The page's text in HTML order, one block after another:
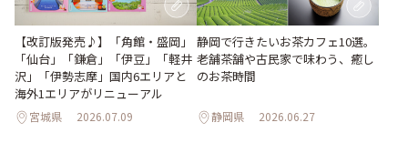
【改訂版発売♪】「角館・盛岡」
「仙台」「鎌倉」「伊豆」「軽井
沢」「伊勢志摩」国内6エリアと
海外1エリアがリニューアル
宮城県 2026.07.09
静岡で行きたいお茶カフェ10選。
老舗茶舗や古民家で味わう、癒し
のお茶時間
静岡県 2026.06.27